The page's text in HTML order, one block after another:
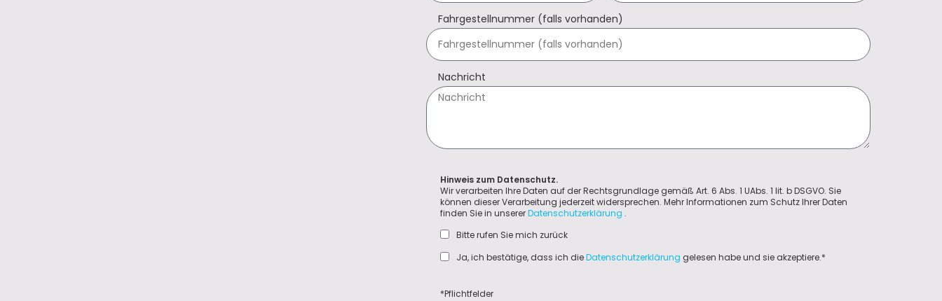
Fahrgestellnummer (falls vorhanden)
Nachricht
Hinweis zum Datenschutz.
Wir verarbeiten Ihre Daten auf der Rechtsgrundlage gemäß Art. 6 Abs. 1 UAbs. 1 lit. b DSGVO. Sie
können dieser Verarbeitung jederzeit widersprechen. Mehr Informationen zum Schutz Ihrer Daten
finden Sie in unsererDatenschutzerklärung .
Bitte rufen Sie mich zurück
Ja, ich bestätige, dass ich dieDatenschutzerklärung gelesen habe und sie akzeptiere.*
*Pflichtfelder